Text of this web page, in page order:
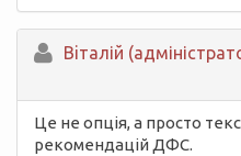
Вiталій
Це не опція, а просто
рекомендацій ДФС.